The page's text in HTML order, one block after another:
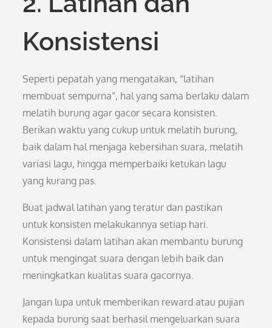
Konsistensi
Seperti pepatah yang mengatakan, “latihan
membuat sempurna”, hal yang sama berlaku dalam
melatih burung agar gacor secara konsisten.
Berikan waktu yang cukup untuk melatih burung,
baik dalam hal menjaga kebersihan suara, melatih
variasi lagu, hingga memperbaiki ketukan lagu
yang kurang pas.
Buat jadwal latihan yang teratur dan pastikan
untuk konsisten melakukannya setiap hari.
Konsistensi dalam latihan akan membantu burung
untuk mengingat suara dengan lebih baik dan
meningkatkan kualitas suara gacornya.
Jangan lupa untuk memberikan reward atau pujian
kepada burung saat berhasil mengeluarkan suara